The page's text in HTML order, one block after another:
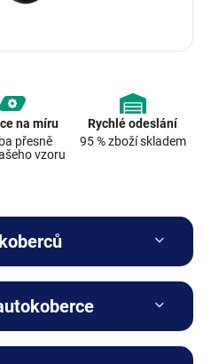
na míru
přesně
vzoru
Rychlé odeslání
95 % zboží skladem